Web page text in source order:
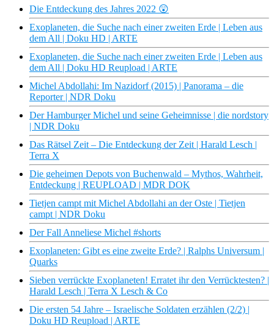
Die Entdeckung des Jahres 2022 😲
Exoplaneten, die Suche nach einer zweiten Erde | Leben aus
dem All | Doku HD | ARTE
Exoplaneten, die Suche nach einer zweiten Erde | Leben aus
dem All | Doku HD Reupload | ARTE
Michel Abdollahi: Im Nazidorf (2015) | Panorama – die
Reporter | NDR Doku
Der Hamburger Michel und seine Geheimnisse | die nordstory
| NDR Doku
Das Rätsel Zeit – Die Entdeckung der Zeit | Harald Lesch |
Terra X
Die geheimen Depots von Buchenwald – Mythos, Wahrheit,
Entdeckung | REUPLOAD | MDR DOK
Tietjen campt mit Michel Abdollahi an der Oste | Tietjen
campt | NDR Doku
Der Fall Anneliese Michel #shorts
Exoplaneten: Gibt es eine zweite Erde? | Ralphs Universum |
Quarks
Sieben verrückte Exoplaneten! Erratet ihr den Verrücktesten? |
Harald Lesch | Terra X Lesch & Co
Die ersten 54 Jahre – Israelische Soldaten erzählen (2/2) |
Doku HD Reupload | ARTE